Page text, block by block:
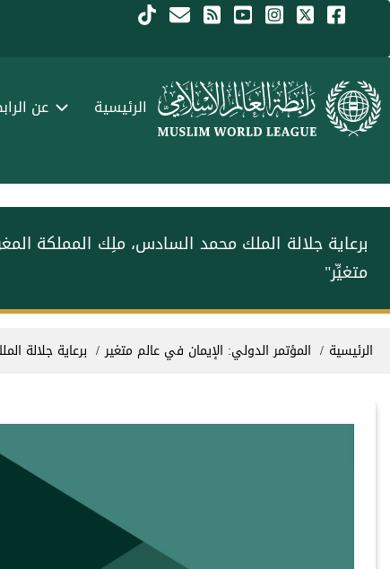
تجاوز إلى المحتوى الرئيسي
Menu Arabic الرئيسية عن
برعاية جلالة الملك محمد السادس، ملِك المملكة
متغيِّر"
مسار التنقل
الرئيسية المؤتمر الدولي: الإيمان في عالم متغير برعاية جلالة